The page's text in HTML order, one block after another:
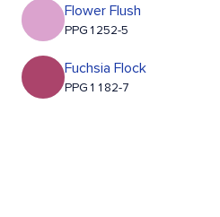
Flower Flush
PPG1252-5
Fuchsia Flock
PPG1182-7